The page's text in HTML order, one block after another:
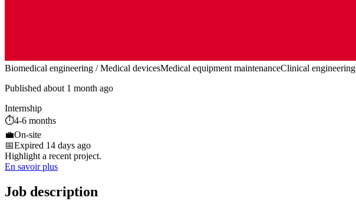
Biomedical engineering / Medical devicesMedical equipment maintenanceClinical engineering
Published about 1 month ago
Internship
⏱️4-6 months
💼On-site
📅Expired 14 days ago
Highlight a recent project.
En savoir plus
Job description